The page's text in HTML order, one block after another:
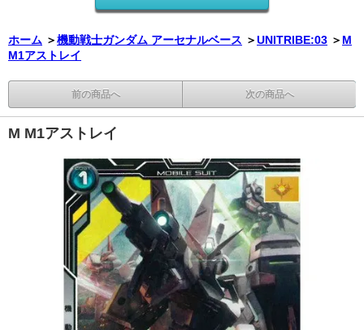
ホーム ＞機動戦士ガンダム アーセナルベース ＞UNITRIBE:03 ＞ M
M1アストレイ
前の商品へ 次の商品へ
M M1アストレイ